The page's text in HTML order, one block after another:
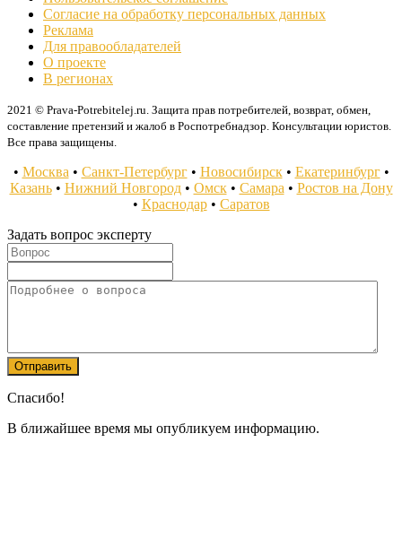
Согласие на обработку персональных данных
Реклама
Для правообладателей
О проекте
В регионах
2021 © Prava-Potrebitelej.ru. Защита прав потребителей, возврат, обмен,
составление претензий и жалоб в Роспотребнадзор. Консультации юристов.
Все права защищены.
• Москва • Санкт-Петербург• Новосибирск• Екатеринбург•
Казань• Нижний Новгород• Омск• Самара • Ростов на Дону
• Краснодар• Саратов
Задать вопрос эксперту
Спасибо!
В ближайшее время мы опубликуем информацию.